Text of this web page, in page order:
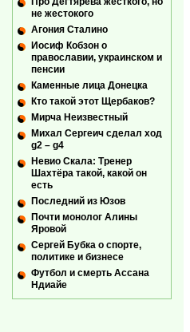
не жестокого
Агония Сталино
Иосиф Кобзон о
православии, украинском и
пенсии
Каменные лица Донецка
Кто такой этот Щербаков?
Мирча Неизвестный
Михал Сергеич сделал ход
g2 – g4
Невио Скала: Тренер
Шахтёра такой, какой он
есть
Последний из Юзов
Почти монолог Алины
Яровой
Сергей Бубка о спорте,
политике и бизнесе
Футбол и смерть Ассана
Ндиайе